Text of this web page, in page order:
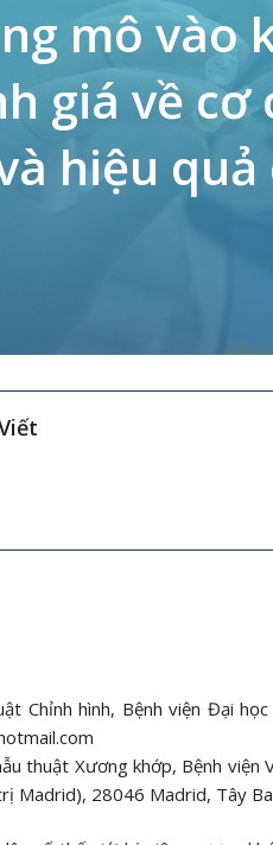
mô vào
giá về
hiệu quả
Chỉnh hình, Bệnh viện Đại
thuật Xương khớp, Bệnh
Madrid), 28046 Madrid, Tây